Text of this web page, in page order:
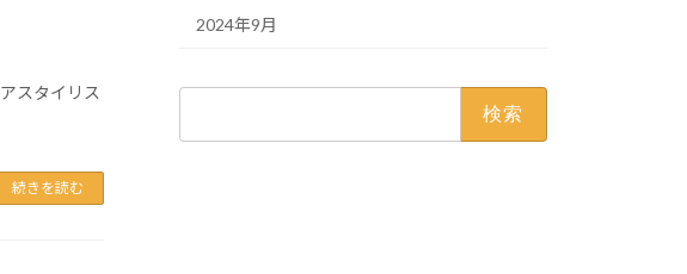
スタイリス
続きを読む
2024年9月